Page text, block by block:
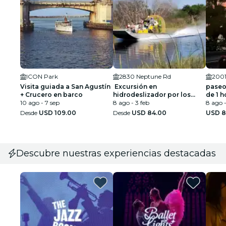
ICON Park
Visita guiada a San Agustín
+ Crucero en barco
10 ago - 7 sep
Desde USD 109.00
2830 Neptune Rd
Excursión en
hidrodeslizador por los
Everglades, cerca de
Orlando, Florida
8 ago - 3 feb
Desde USD 84.00
de 1
de
8 ago
USD
Descubre nuestras experiencias destacadas